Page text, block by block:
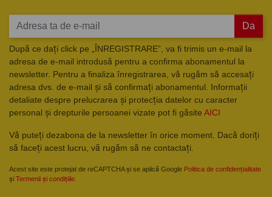
Da
După ce dați click pe „ÎNREGISTRARE”, va fi trimis un e-mail la
adresa de e-mail introdusă pentru a confirma abonamentul la
newsletter. Pentru a finaliza înregistrarea, vă rugăm să accesați
adresa dvs. de e-mail și să confirmați abonamentul. Informații
detaliate despre prelucrarea și protecția datelor cu caracter
personal și drepturile persoanei vizate pot fi găsite AICI
Vă puteți dezabona de la newsletter în orice moment. Dacă doriți
să faceți acest lucru, vă rugăm să ne contactați.
Acest site este protejat de reCAPTCHA și se aplică Google Politica de confidențialitate
și Termenii și condițiile